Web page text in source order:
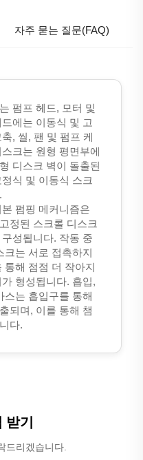
자주 묻는 질문(FAQ)
펌프 헤드, 모터 및
에는 이동식 및 고
, 씰, 팬 및 펌프 케
크는 원형 평면부에
디스크 벽이 돌출된
식 및 이동식 스크
펌핑 메커니즘은
정된 스크롤 디스크
성됩니다. 작동 중
크는 서로 접촉하지
통해 점점 더 작아지
형성됩니다. 흡입,
스는 흡입구를 통해
되며, 이를 통해 챔
다.
기
드리겠습니다.